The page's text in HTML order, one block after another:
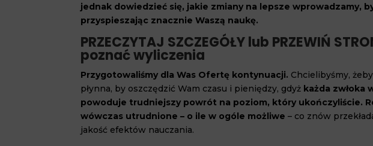
jednak dowiedzieć się, jakie zmiany na lepsze wprowadzamy,
przyspieszając znacznie Waszą naukę.
PRZECZYTAJ SZCZEGÓŁY lub PRZEWIŃ
poznać wyliczenia
Przygotowaliśmy dla Was Ofertę kontynuacji. Chcielibyśmy,
płynna, by oszczędzić Wam czasu i pieniędzy, gdyż każda zwłoka
powoduje trudniejszy powrót na poziom, który ukończyliście.
wówczas utrudnione – o ile w ogóle możliwe – co znów
jakość efektów nauczania.